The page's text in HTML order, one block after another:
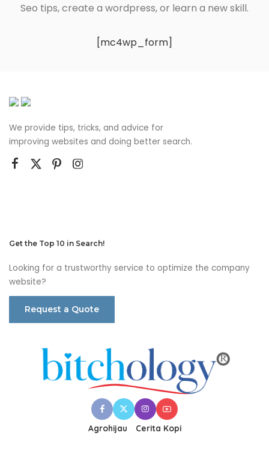
Seo tips, create a wordpress, or learn a new skill.
[mc4wp_form]
We provide tips, tricks, and advice for
improving websites and doing better search.
Get the Top 10 in Search!
Looking for a trustworthy service to optimize the company
website?
Request a Quote
Agrohijau Cerita Kopi